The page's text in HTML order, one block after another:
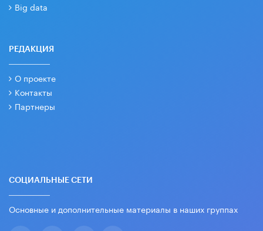
Big data
РЕДАКЦИЯ
О проекте
Контакты
Партнеры
СОЦИАЛЬНЫЕ СЕТИ
Основные и дополнительные материалы в наших группах